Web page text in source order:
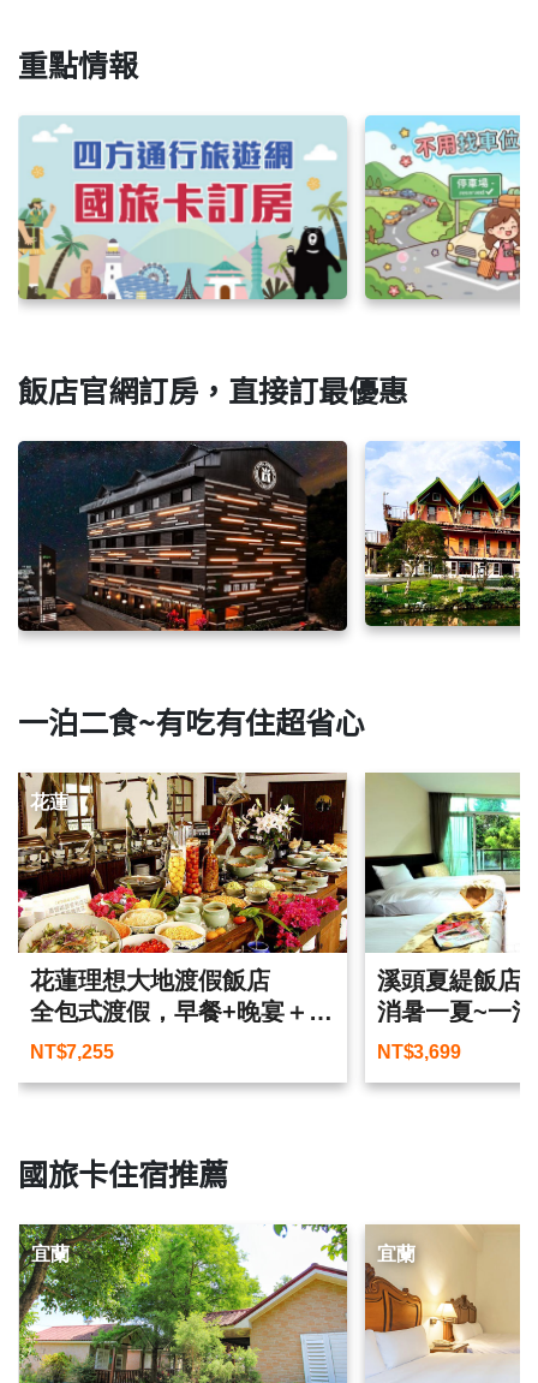
重點情報
飯店官網訂房，直接訂最優惠
一泊二食~有吃有住超省心
花蓮
花蓮理想大地渡假飯店
全包式渡假，早餐+晚宴＋運
河漫遊一次滿足
NT$7,255
溪頭夏緹飯店
消暑一夏~一
NT$3,699
國旅卡住宿推薦
宜蘭 宜蘭